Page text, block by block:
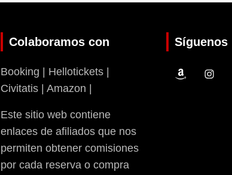
Colaboramos con
Booking | Hellotickets |
Civitatis | Amazon |
Este sitio web contiene
enlaces de afiliados que nos
permiten obtener comisiones
por cada reserva o compra
Síguenos